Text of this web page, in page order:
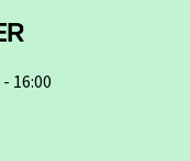
16:00